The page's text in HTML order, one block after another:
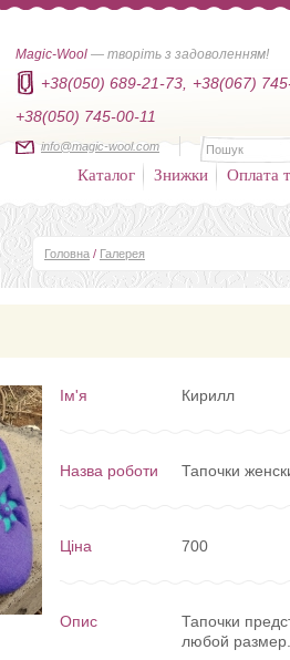
Magic-Wool — творіть з задоволенням!
+38(050) 689-21-73,
+38(067)
+38(050) 745-00-11
info@magic-wool.com
Каталог Знижки Оплата
Головна / Галерея
Ім'я Кирилл
Назва роботи Тапочки
Ціна 700
Опис
Тапочки
любой